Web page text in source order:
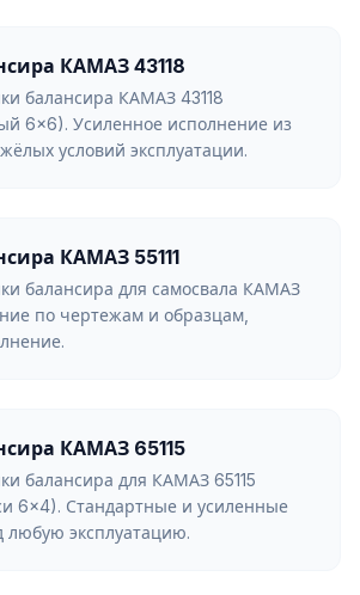
КАМАЗ 43118
балансира КАМАЗ 43118
6×6). Усиленное исполнение из
условий эксплуатации.
КАМАЗ 55111
балансира для самосвала КАМАЗ
по чертежам и образцам,
КАМАЗ 65115
балансира для КАМАЗ 65115
6×4). Стандартные и усиленные
любую эксплуатацию.